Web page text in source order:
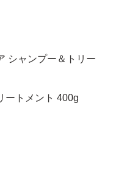
シャンプー＆トリー
ートメント 400g